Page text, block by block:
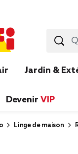
Jardin &
Devenir VIP
Linge de maison